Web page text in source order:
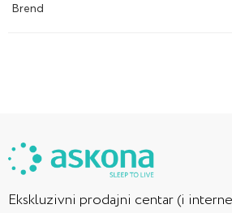
Brend
Ekskluzivni prodajni centar (i